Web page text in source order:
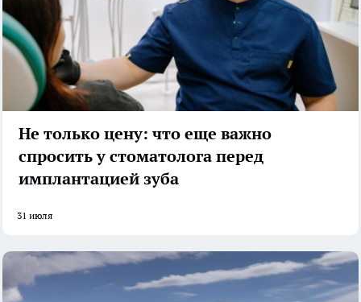
Не только цену: что еще важно
спросить у стоматолога перед
имплантацией зуба
31 июля